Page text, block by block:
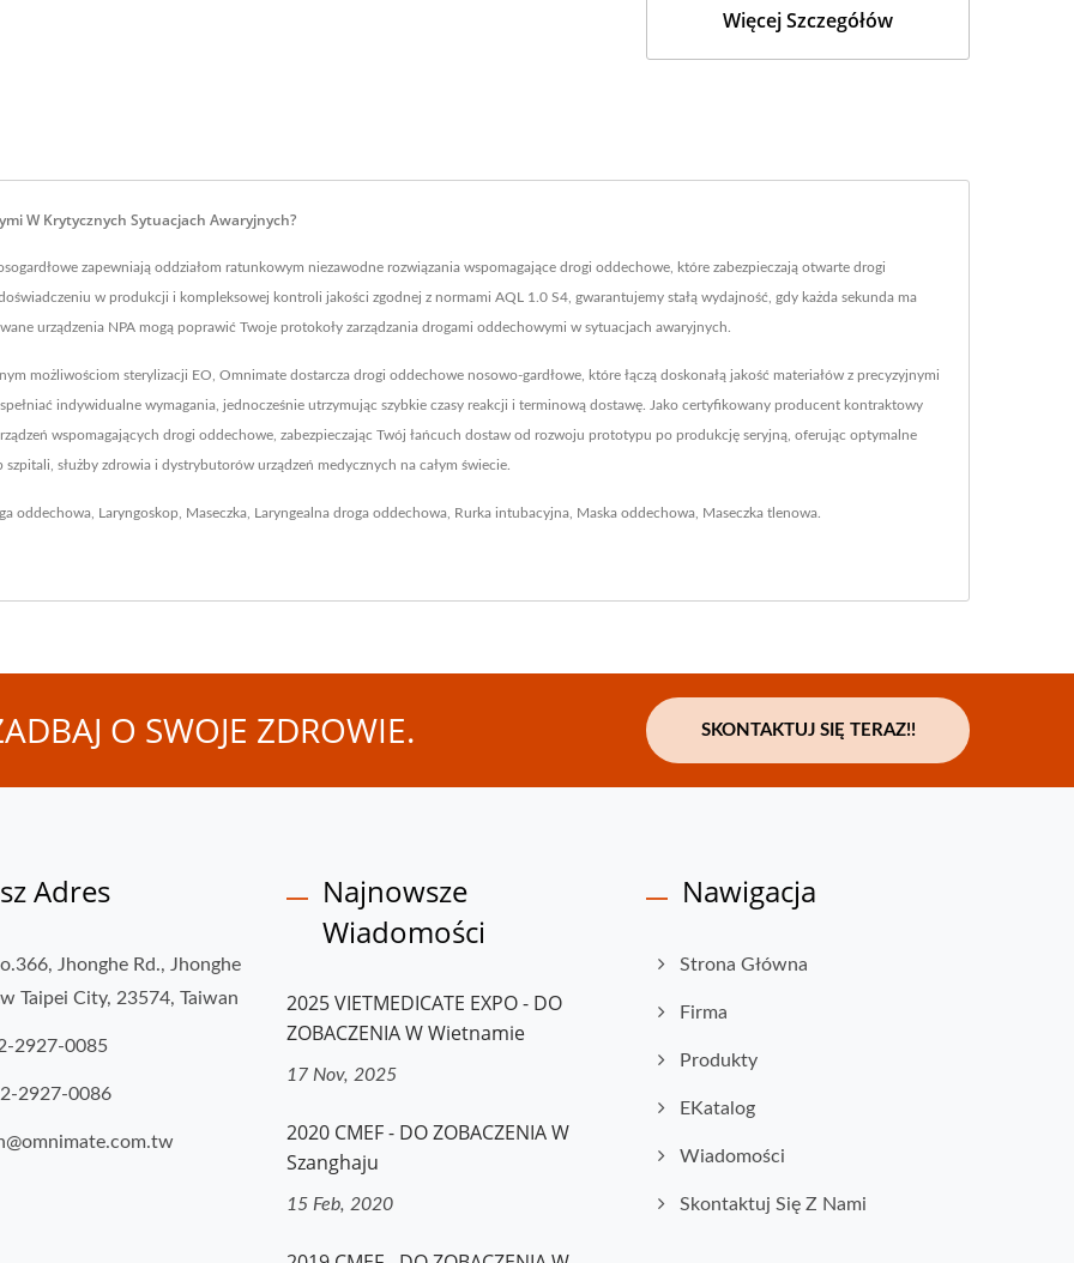
Więcej Szczegółów
W Krytycznych Sytuacjach Awaryjnych?
zapewniają oddziałom ratunkowym niezawodne rozwiązania wspomagające drogi oddechowe, które zabezpieczają otwarte drogi
w produkcji i kompleksowej kontroli jakości zgodnej z normami AQL 1.0 S4, gwarantujemy stałą wydajność, gdy każda sekunda ma
urządzenia NPA mogą poprawić Twoje protokoły zarządzania drogami oddechowymi w sytuacjach awaryjnych.
możliwościom sterylizacji EO, Omnimate dostarcza drogi oddechowe nosowo-gardłowe, które łączą doskonałą jakość materiałów z precyzyjnymi
indywidualne wymagania, jednocześnie utrzymując szybkie czasy reakcji i terminową dostawę. Jako certyfikowany producent kontraktowy
wspomagających drogi oddechowe, zabezpieczając Twój łańcuch dostaw od rozwoju prototypu po produkcję seryjną, oferując optymalne
służby zdrowia i dystrybutorów urządzeń medycznych na całym świecie.
oddechowa Laryngoskop Maseczka Laryngealna droga oddechowa Rurka intubacyjna Maska oddechowa Maseczka tlenowa
O SWOJE ZDROWIE. SKONTAKTUJ SIĘ TERAZ!!
Adres
Jhonghe Rd., Jhonghe
Taipei City, 23574, Taiwan
2927-0085
2927-0086
Najnowsze
Wiadomości
2025 VIETMEDICATE EXPO - DO
ZOBACZENIA W Wietnamie
17 Nov, 2025
2020 CMEF - DO ZOBACZENIA W
Szanghaju
15 Feb, 2020
Nawigacja
Strona Główna
Firma
Produkty
EKatalog
Wiadomości
Skontaktuj Się Z Nami